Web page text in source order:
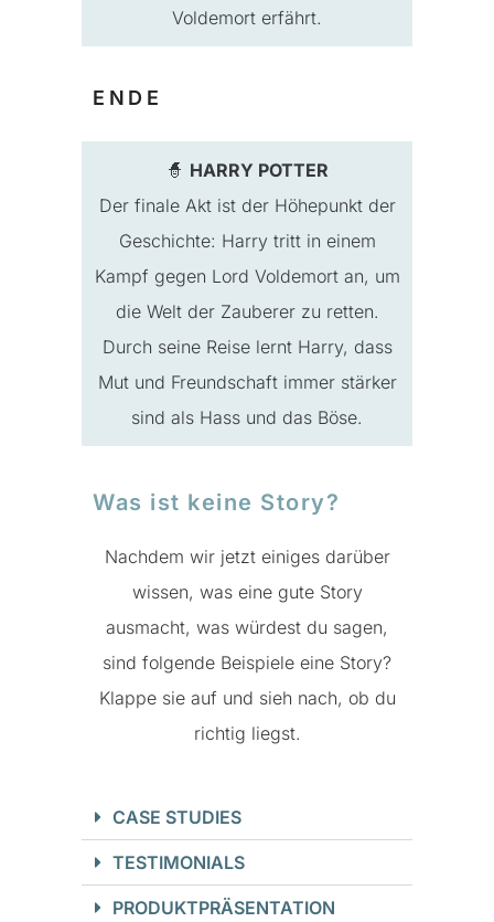
Voldemort erfährt.
ENDE
🧙 HARRY POTTER
Der finale Akt ist der Höhepunkt der
Geschichte: Harry tritt in einem
Kampf gegen Lord Voldemort an, um
die Welt der Zauberer zu retten.
Durch seine Reise lernt Harry, dass
Mut und Freundschaft immer stärker
sind als Hass und das Böse.
Was ist keine Story?
Nachdem wir jetzt einiges darüber
wissen, was eine gute Story
ausmacht, was würdest du sagen,
sind folgende Beispiele eine Story?
Klappe sie auf und sieh nach, ob du
richtig liegst.
CASE STUDIES
TESTIMONIALS
PRODUKTPRÄSENTATION